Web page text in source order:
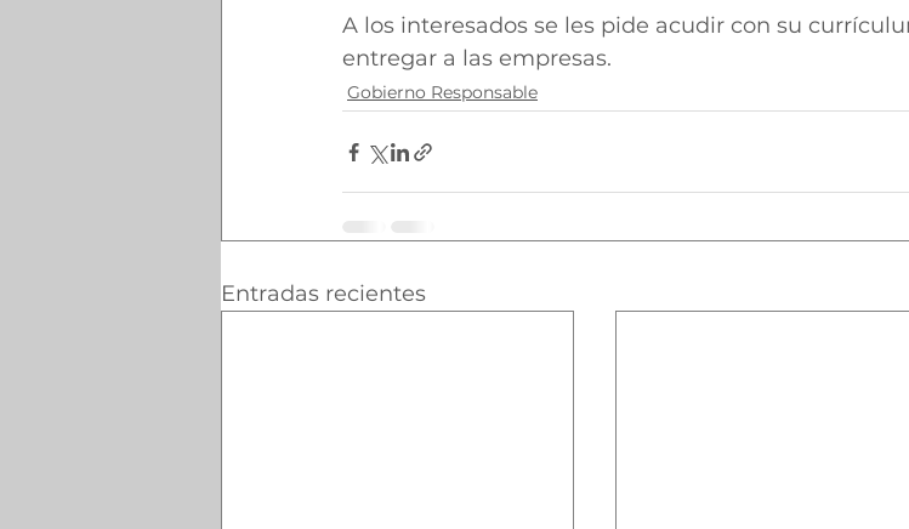
A los interesados se les pide acudir con su
entregar a las empresas.
Gobierno Responsable
Entradas recientes